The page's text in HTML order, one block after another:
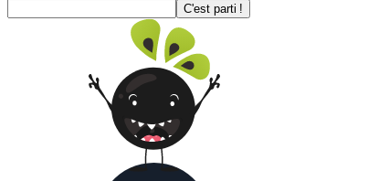
C'est parti !